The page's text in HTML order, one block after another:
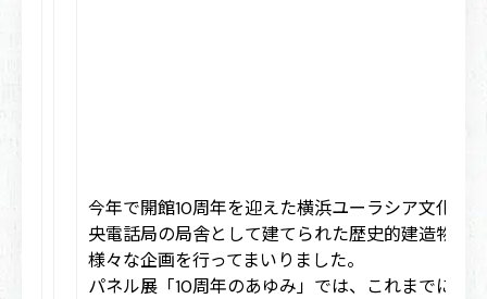
今年で開館10周年を迎えた横浜ユーラシア文化館
央電話局の局舎として建てられた歴史的建造物を
様々な企画を行ってまいりました。
パネル展「10周年のあゆみ」では、これまでに両